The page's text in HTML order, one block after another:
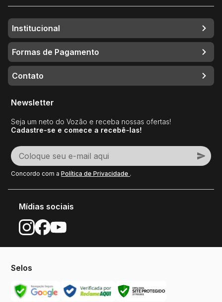
Institucional
Formas de Pagamento
Contato
Newsletter
Seja um neto do Vozão e receba nossas ofertas!
Cadastre-se e comece a recebê-las!
Concordo com aPolítica de Privacidade .
Mídias sociais
Selos